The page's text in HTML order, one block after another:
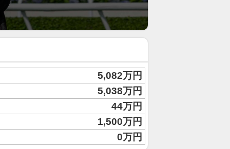
5,082万円
5,038万円
44万円
1,500万円
0万円